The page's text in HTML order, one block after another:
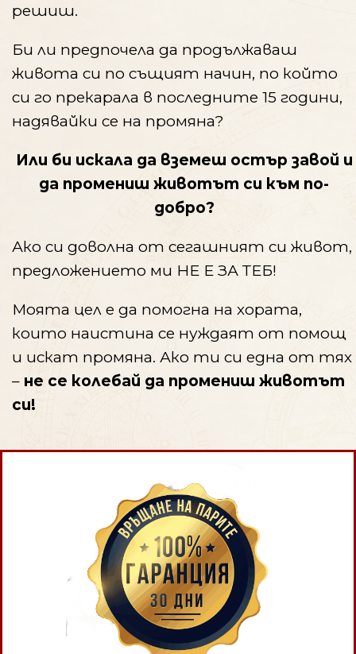
решиш.
Би ли предпочела да продължаваш
живота си по същият начин, по който
си го прекарала в последните 15 години,
надявайки се на промяна?
Или би искала да вземеш остър завой и
да промениш животът си към по-
добро?
Ако си доволна от сегашният си живот,
предложението ми НЕ Е ЗА ТЕБ!
Моята цел е да помогна на хората,
които наистина се нуждаят от помощ
и искат промяна. Ако ти си една от тях
– не се колебай да промениш животът
си!